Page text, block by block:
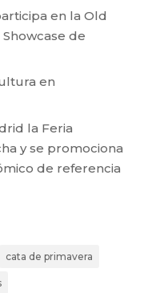
en la Old
de
en
la Feria
y se promociona
de referencia
cata de primavera